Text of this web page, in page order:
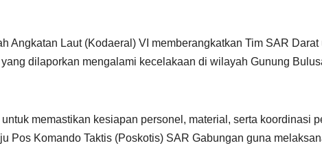
Angkatan Laut (Kodaeral) VI memberangkatkan Tim SAR
dilaporkan mengalami kecelakaan di wilayah Gunung
memastikan kesiapan personel, material, serta koordinasi
Pos Komando Taktis (Poskotis) SAR Gabungan guna